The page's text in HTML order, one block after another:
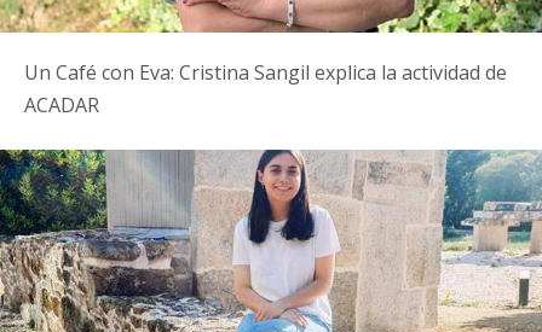
Un Café con Eva: Cristina Sangil explica la actividad de
ACADAR